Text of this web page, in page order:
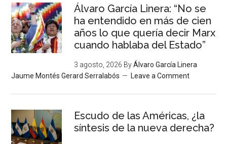
Álvaro García Linera: “No se
ha entendido en más de cien
años lo que quería decir Marx
cuando hablaba del Estado”
3 agosto, 2026 ByÁlvaro García Linera
Jaume Montés Gerard Serralabós
Leave a Comment
Escudo de las Américas, ¿la
síntesis de la nueva derecha?